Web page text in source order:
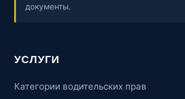
документы.
УСЛУГИ
Категории водительских прав